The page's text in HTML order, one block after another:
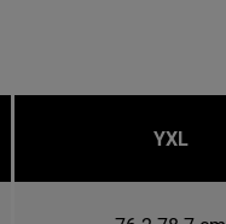
YXL